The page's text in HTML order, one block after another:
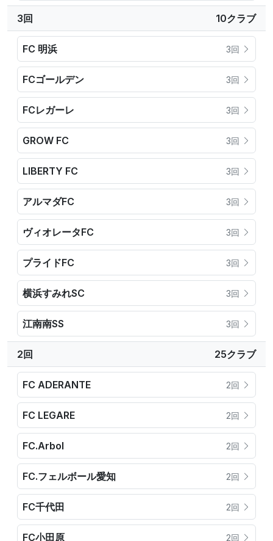
3回 10クラブ
FC 明浜 3回
FCゴールデン 3回
FCレガーレ 3回
GROW FC 3回
LIBERTY FC 3回
アルマダFC 3回
ヴィオレータFC 3回
プライドFC 3回
横浜すみれSC 3回
江南南SS 3回
2回 25クラブ
FC ADERANTE 2回
FC LEGARE 2回
FC.Arbol 2回
FC.フェルボール愛知 2回
FC千代田 2回
FC小田原 2回